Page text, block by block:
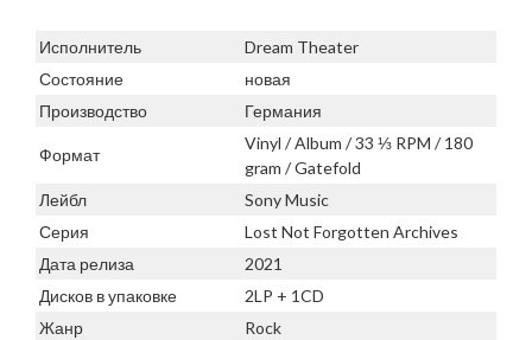
Исполнитель
Dream Theater
Состояние
новая
Производство
Германия
Формат
Vinyl / Album / 33 ⅓ RPM / 180
gram / Gatefold
Лейбл
Sony Music
Серия
Lost Not Forgotten Archives
Дата релиза
2021
Дисков в упаковке
2LP + 1CD
Жанр
Rock